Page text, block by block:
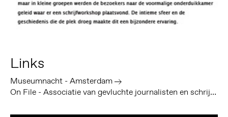
Links
Museumnacht - Amsterdam
On File - Associatie van gevluchte journalisten en schrijvers